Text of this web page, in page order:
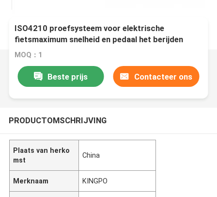
ISO4210 proefsysteem voor elektrische
fietsmaximum snelheid en pedaal het berijden
capaciteit
MOQ：1
Beste prijs Contacteer ons
PRODUCTOMSCHRIJVING
Plaats van herko
mst
China
Merknaam KINGPO